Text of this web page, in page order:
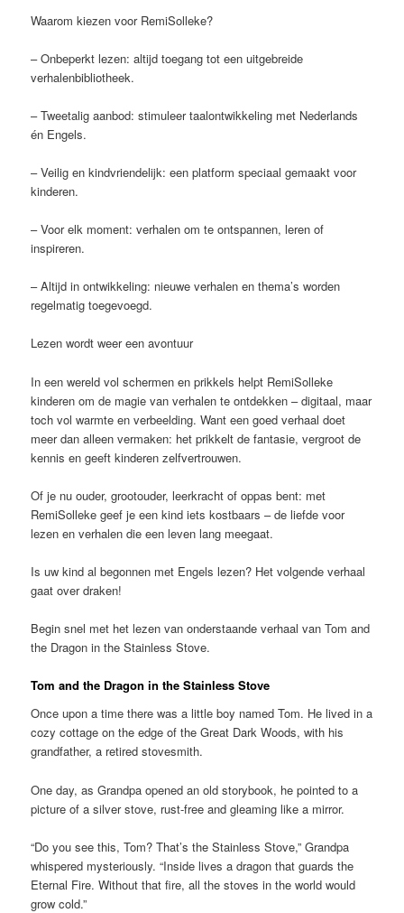
Waarom kiezen voor RemiSolleke?
– Onbeperkt lezen: altijd toegang tot een uitgebreide
verhalenbibliotheek.
– Tweetalig aanbod: stimuleer taalontwikkeling met Nederlands
én Engels.
– Veilig en kindvriendelijk: een platform speciaal gemaakt voor
kinderen.
– Voor elk moment: verhalen om te ontspannen, leren of
inspireren.
– Altijd in ontwikkeling: nieuwe verhalen en thema’s worden
regelmatig toegevoegd.
Lezen wordt weer een avontuur
In een wereld vol schermen en prikkels helpt RemiSolleke
kinderen om de magie van verhalen te ontdekken – digitaal, maar
toch vol warmte en verbeelding. Want een goed verhaal doet
meer dan alleen vermaken: het prikkelt de fantasie, vergroot de
kennis en geeft kinderen zelfvertrouwen.
Of je nu ouder, grootouder, leerkracht of oppas bent: met
RemiSolleke geef je een kind iets kostbaars – de liefde voor
lezen en verhalen die een leven lang meegaat.
Is uw kind al begonnen met Engels lezen? Het volgende verhaal
gaat over draken!
Begin snel met het lezen van onderstaande verhaal van Tom and
the Dragon in the Stainless Stove.
Tom and the Dragon in the Stainless Stove
Once upon a time there was a little boy named Tom. He lived in a
cozy cottage on the edge of the Great Dark Woods, with his
grandfather, a retired stovesmith.
One day, as Grandpa opened an old storybook, he pointed to a
picture of a silver stove, rust-free and gleaming like a mirror.
“Do you see this, Tom? That’s the Stainless Stove,” Grandpa
whispered mysteriously. “Inside lives a dragon that guards the
Eternal Fire. Without that fire, all the stoves in the world would
grow cold.”